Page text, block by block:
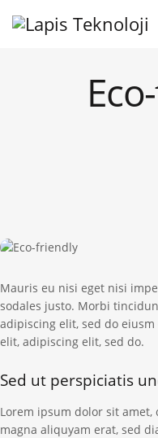
Mauris eu nisi eget nisi
sodales justo. Morbi
adipiscing elit, sed do
elit, adipiscing elit, sed do.
Sed ut perspiciatis
Lorem ipsum dolor sit
magna aliquyam erat, sed